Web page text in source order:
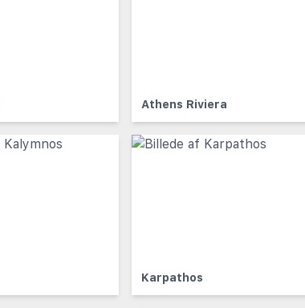
Athens Riviera
Karpathos